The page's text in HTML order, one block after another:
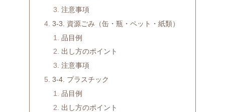
注意事項
3-3. 資源ごみ（缶・瓶・ペット・紙類）
品目例
出し方のポイント
注意事項
3-4. プラスチック
品目例
出し方のポイント